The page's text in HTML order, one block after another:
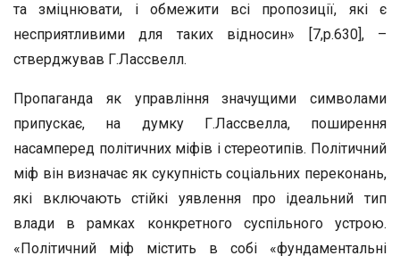
та зміцнювати, і обмежити всі пропозиції, які є
несприятливими для таких відносин» [7,р.630], –
стверджував Г.Лассвелл.
Пропаганда як управління значущими символами
припускає, на думку Г.Лассвелла, поширення
насамперед політичних міфів і стереотипів. Політичний
міф він визначає як сукупність соціальних переконань,
які включають стійкі уявлення про ідеальний тип
влади в рамках конкретного суспільного устрою.
«Політичний міф містить в собі «фундаментальні